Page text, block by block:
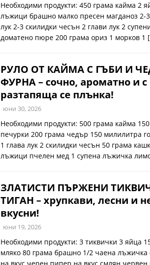
Необходими продукти: 450 грама кайма 2
лъжици брашно малко пресен магданоз 2-
лук 2-3 скилидки чесън 2 глави лук 2
доматено пюре 200 грама ориз 1 морков 1
РУЛО ОТ КАЙМА С ГЪБИ И
ФУРНА – сочно, ароматно и
разтапяща се плънка!
юни 30, 2026
Необходими продукти: 500 грама кайма
печурки 200 грама чедър 150 милилитра
1 глава лук 2 скилидки чесън 50 грама
лъжици пчелен мед 1 супена лъжичка
ЗЛАТИСТИ ПЪРЖЕНИ
ТИГАН – хрупкави, лесни и
вкусни!
юни 19, 2026
Необходими продукти: 3 тиквички 3 яйца
мляко 80 грама брашно 1/2 чаена лъжичка